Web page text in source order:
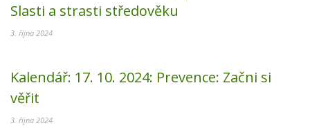
Slasti a strasti středověku
3. října 2024
Kalendář: 17. 10. 2024: Prevence: Začni si
věřit
3. října 2024